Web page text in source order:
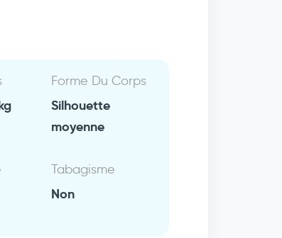
Forme Du Corps
Silhouette
moyenne
Tabagisme
Non